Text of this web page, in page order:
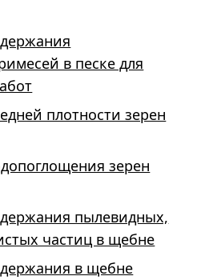
в песке для
плотности зерен
зерен
пылевидных,
частиц в щебне
в щебне